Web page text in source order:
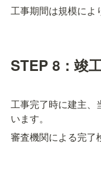
工事期間は規模によ
STEP 8：竣
工事完了時に建主、
います。
審査機関による完了